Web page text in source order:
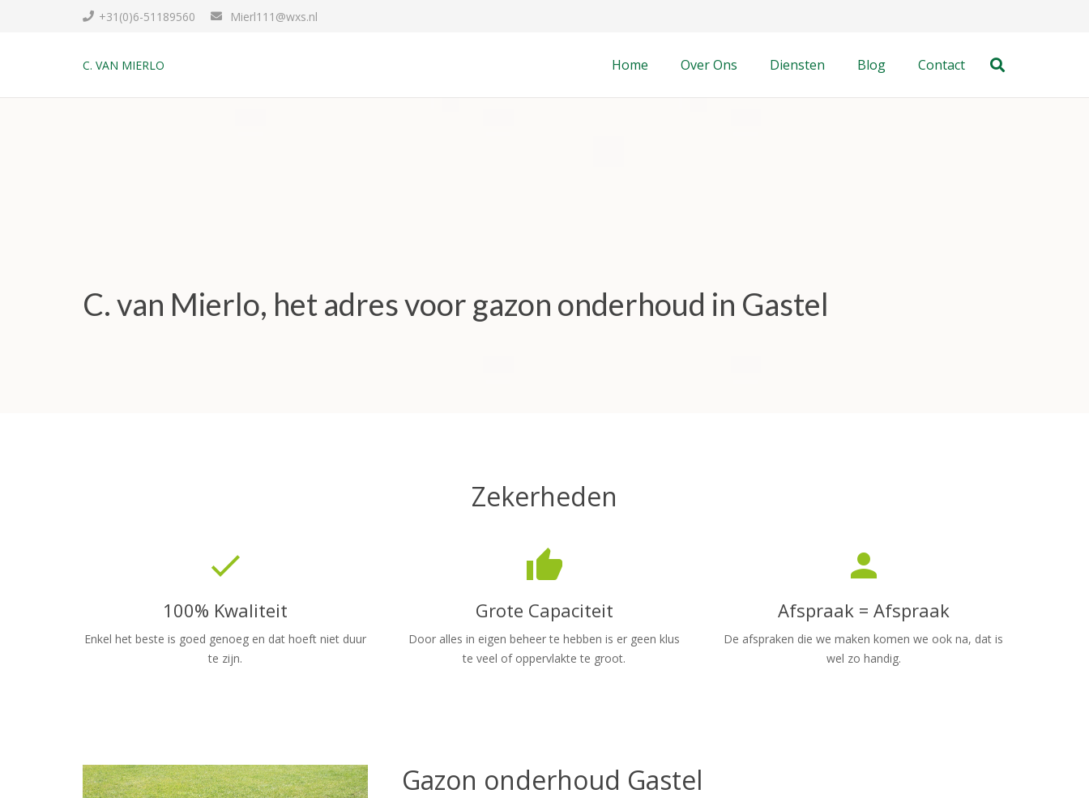
+31(0)6-51189560 Mierl111@wxs.nl
C. VAN MIERLO Home Over Ons Diensten Blog Contact
C. van Mierlo, het adres voor gazon onderhoud in Gastel
Zekerheden
done
100% Kwaliteit
Enkel het beste is goed genoeg en dat hoeft niet duur
te zijn.
thumb_up
Grote Capaciteit
Door alles in eigen beheer te hebben is er geen klus
te veel of oppervlakte te groot.
person
Afspraak = Afspraak
De afspraken die we maken komen we ook na, dat is
wel zo handig.
Gazon onderhoud Gastel